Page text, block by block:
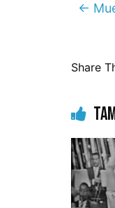
←
Share